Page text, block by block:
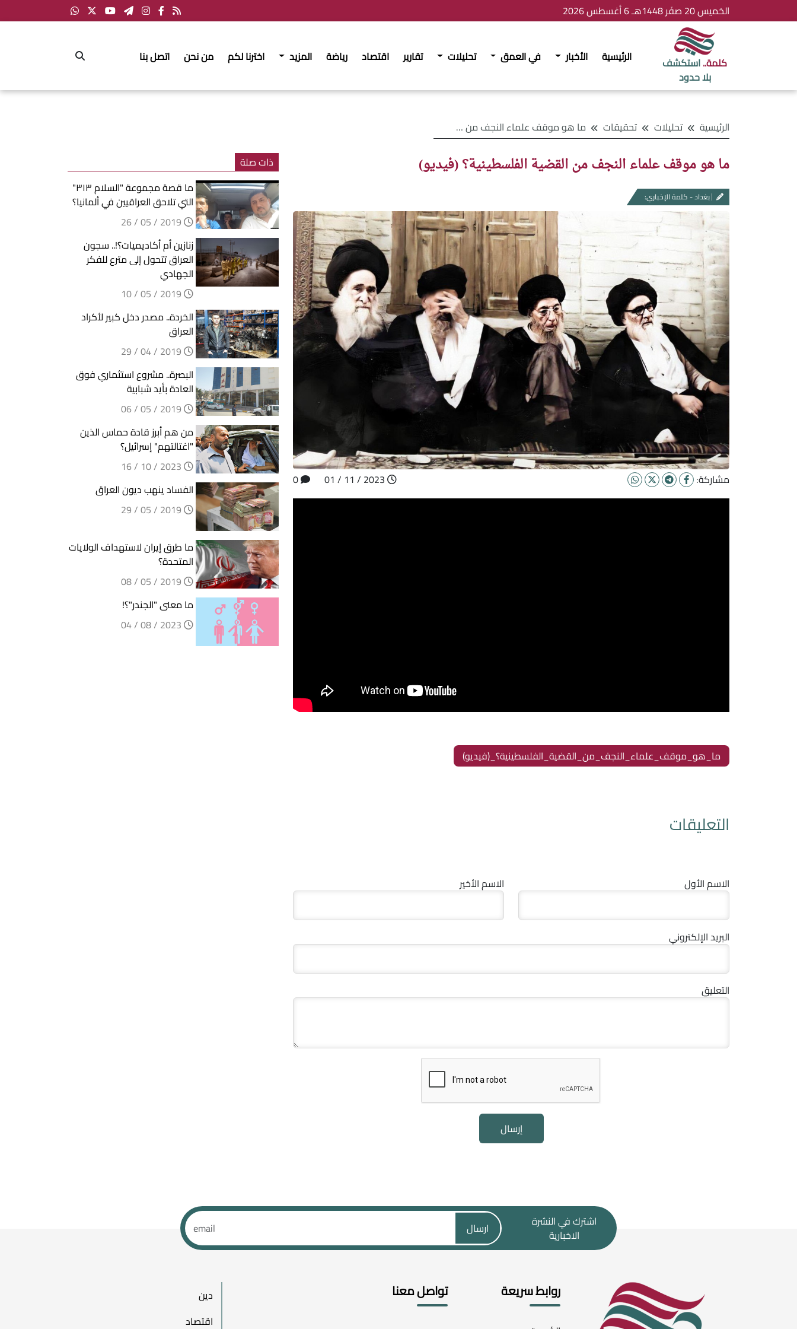
الخميس 20 صفَر 1448هـ 6 أغسطس 2026
كلمة..استكشف
بلا حدود
الرئيسية الأخبار في العمق تحليلات تقارير اقتصاد رياضة المزيد اخترنا لكم من نحن اتصل بنا
الرئيسية تحليلات تحقيقات ما هو موقف علماء النجف من القضية الفلسطينية؟ (فيديو)
ما هو موقف علماء النجف من القضية الفلسطينية؟ (فيديو)
بغداد - كلمة الإخباري:
مشاركة:
ما_هو_موقف_علماء_النجف_من_القضية_الفلسطينية؟_(فيديو)
التعليقات
الاسم الأول الاسم الأخير
البريد الإلكتروني
التعليق
إرسال
ذات صلة
ما قصة مجموعة "السلام ٣١٣"
التي تلاحق العراقيين في ألمانيا؟
زنازين أم أكاديميات؟!.. سجون
العراق تتحول إلى مترع للفكر
الجهادي
الخردة.. مصدر دخل كبير لأكراد
العراق
البصرة.. مشروع استثماري فوق
العادة بأيد شبابية
من هم أبرز قادة حماس الذين
"اغتالتهم" إسرائيل؟
الفساد ينهب ديون العراق
ما طرق إيران لاستهداف الولايات
المتحدة؟
ما معنى "الجندر"؟!
اشترك في النشرة
الاخبارية
ارسال
روابط سريعة تواصل معنا
دين
اقتصاد